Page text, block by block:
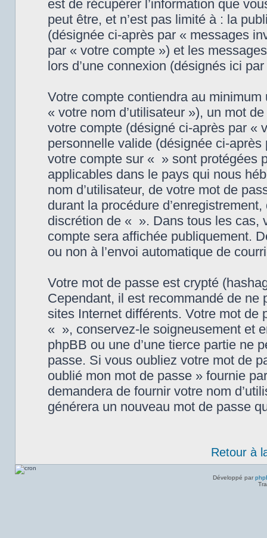
est de récupérer l’information que
peut être, et n’est pas limité à : la
(désignée ci-après par « messages
par « votre compte ») et les
lors d’une connexion (désignés ici
Votre compte contiendra au
« votre nom d’utilisateur »), un mot
votre compte (désigné ci-après par «
personnelle valide (désignée ci-
votre compte sur « » sont protégées
applicables dans le pays qui nous
nom d’utilisateur, de votre mot de
durant la procédure
discrétion de « ». Dans tous les cas,
compte sera affichée publiquement.
ou non à l’envoi automatique de
Votre mot de passe est crypté
Cependant, il est recommandé de
sites Internet différents. Votre mot de
« », conservez-le soigneusement et
phpBB ou une d’une tierce partie ne
passe. Si vous oubliez votre mot de
oublié mon mot de passe » fournie
demandera de fournir votre nom
générera un nouveau mot de passe
Retour à
Développé par